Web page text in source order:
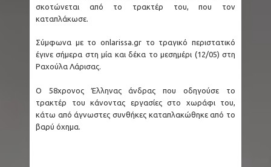
σκοτώνεται από το τρακτέρ του, που τον
καταπλάκωσε.
Σύμφωνα με το onlarissa.gr το τραγικό περιστατικό
έγινε σήμερα στη μία και δέκα το μεσημέρι (12/05) στη
Ραχούλα Λάρισας.
Ο 58χρονος Έλληνας άνδρας που οδηγούσε το
τρακτέρ του κάνοντας εργασίες στο χωράφι του,
κάτω από άγνωστες συνθήκες καταπλακώθηκε από το
βαρύ όχημα.